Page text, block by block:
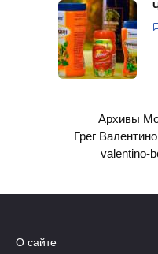
Архивы
Грег Валентино
valentino-
О сайте